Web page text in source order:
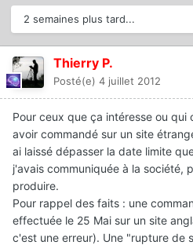
2 semaines plus tard...
Thierry P.
Posté(e) 4 juillet 2012
Pour ceux que ça intéresse ou qui
avoir commandé sur un site
ai laissé dépasser la date limite
j'avais communiquée à la société,
produire.
Pour rappel des faits : une
effectuée le 25 Mai sur un site
c'est une erreur). Une "rupture de